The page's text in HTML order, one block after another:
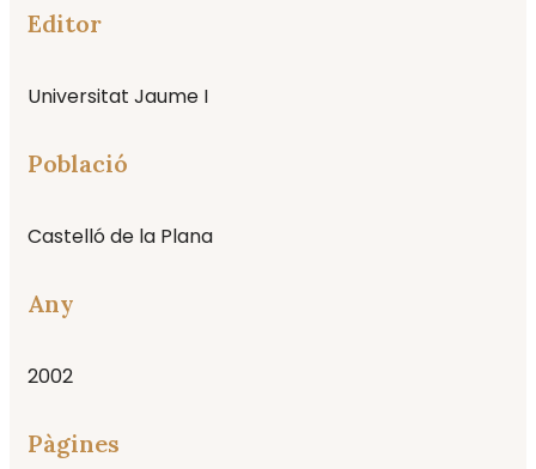
Editor
Universitat Jaume I
Població
Castelló de la Plana
Any
2002
Pàgines